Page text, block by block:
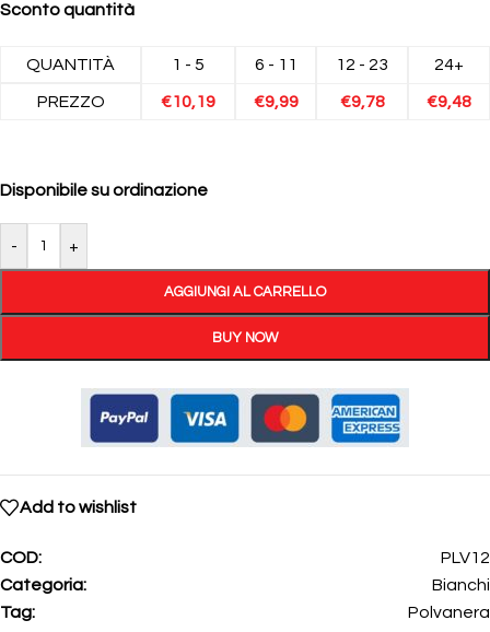
Sconto quantità
QUANTITÀ 1 - 5 6 - 11 12 - 23 24+
PREZZO €10,19 €9,99 €9,78 €9,48
Disponibile su ordinazione
- +
AGGIUNGI AL CARRELLO
BUY NOW
Add to wishlist
COD:
PLV12
Categoria:
Bianchi
Tag:
Polvanera